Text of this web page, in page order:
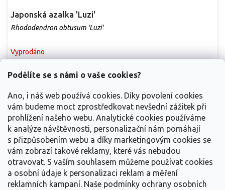
Podělíte se s námi o vaše cookies?
Ano, i náš web používá cookies. Díky povolení cookies
vám budeme moct zprostředkovat nevšední zážitek při
prohlížení našeho webu. Analytické cookies používáme
k analýze návštěvnosti, personalizační nám pomáhají
s přizpůsobením webu a díky marketingovým cookies se
vám zobrazí takové reklamy, které vás nebudou
otravovat. S vaším souhlasem můžeme používat cookies
a osobní údaje k personalizaci reklam a měření
reklamních kampaní. Naše podmínky ochrany osobních
Japonská azalka 'Luzi'
Rhododendron obtusum 'Luzi'
Vyprodáno
299 Kč/ ks
Detail
zvýrazní strukturu tmavého olistění....